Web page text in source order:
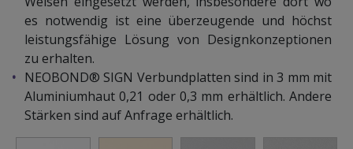
es notwendig ist eine überzeugende und höchst
leistungsfähige Lösung von Designkonzeptionen
zu erhalten.
NEOBOND® SIGN Verbundplatten sind in 3 mm mit
Aluminiumhaut 0,21 oder 0,3 mm erhältlich. Andere
Stärken sind auf Anfrage erhältlich.